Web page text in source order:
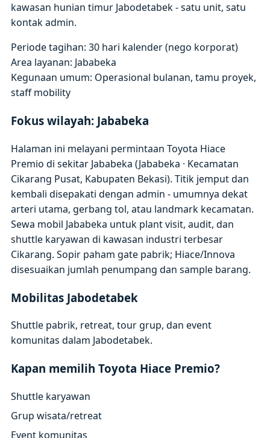
kawasan hunian timur Jabodetabek - satu unit, satu
kontak admin.
Periode tagihan: 30 hari kalender (nego korporat)
Area layanan: Jababeka
Kegunaan umum: Operasional bulanan, tamu proyek,
staff mobility
Fokus wilayah: Jababeka
Halaman ini melayani permintaan Toyota Hiace
Premio di sekitar Jababeka (Jababeka · Kecamatan
Cikarang Pusat, Kabupaten Bekasi). Titik jemput dan
kembali disepakati dengan admin - umumnya dekat
arteri utama, gerbang tol, atau landmark kecamatan.
Sewa mobil Jababeka untuk plant visit, audit, dan
shuttle karyawan di kawasan industri terbesar
Cikarang. Sopir paham gate pabrik; Hiace/Innova
disesuaikan jumlah penumpang dan sample barang.
Mobilitas Jabodetabek
Shuttle pabrik, retreat, tour grup, dan event
komunitas dalam Jabodetabek.
Kapan memilih Toyota Hiace Premio?
Shuttle karyawan
Grup wisata/retreat
Event komunitas